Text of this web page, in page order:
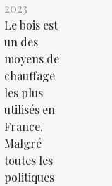
2023
Le bois est
un des
moyens de
chauffage
les plus
utilisés en
France.
Malgré
toutes les
politiques